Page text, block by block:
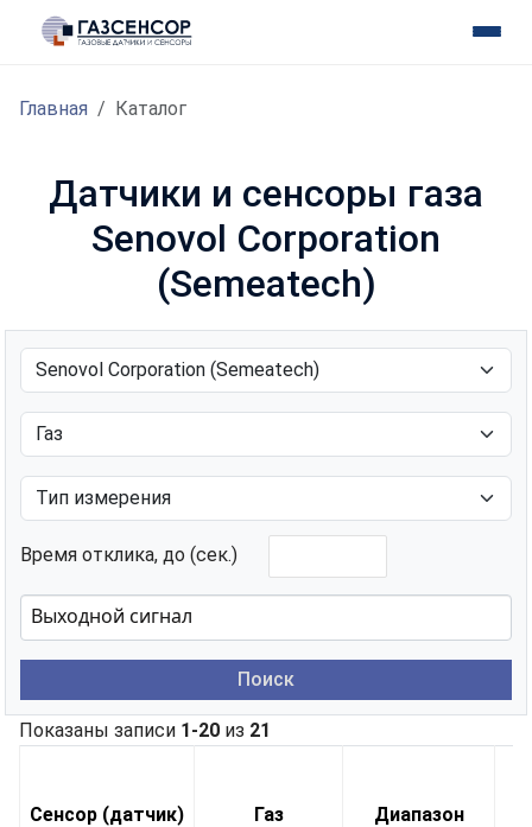
Главная Каталог
Датчики и сенсоры газа
Senovol Corporation
(Semeatech)
Время отклика, до (сек.)
Поиск
Показаны записи 1-20 из 21
Сенсор (датчик) Газ Диапазон